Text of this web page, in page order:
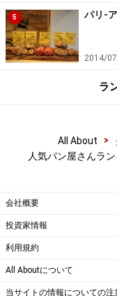
5 パリ-
2014/
ラ
All About >
人気パン屋さんラ
会社概要
投資家情報
利用規約
All Aboutについて
当サイトの情報についての注